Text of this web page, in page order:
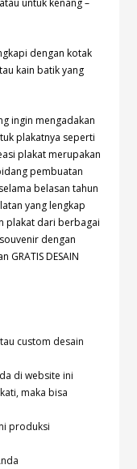
untuk kenang –
dengan kotak
kain batik yang
ingin mengadakan
plakatnya seperti
plakat merupakan
pembuatan
belasan tahun
yang lengkap
plakat dari berbagai
dengan
GRATIS DESAIN
custom desain
di website ini
maka bisa
produksi